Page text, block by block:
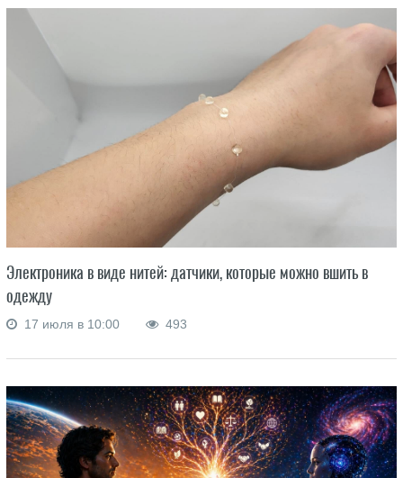
Электроника в виде нитей: датчики, которые можно вшить в
одежду
17 июля в 10:00 493